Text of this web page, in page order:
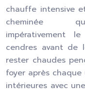
chauffe intensive
cheminée
impérativement
cendres avant de
rester chaudes
foyer après
intérieures avec